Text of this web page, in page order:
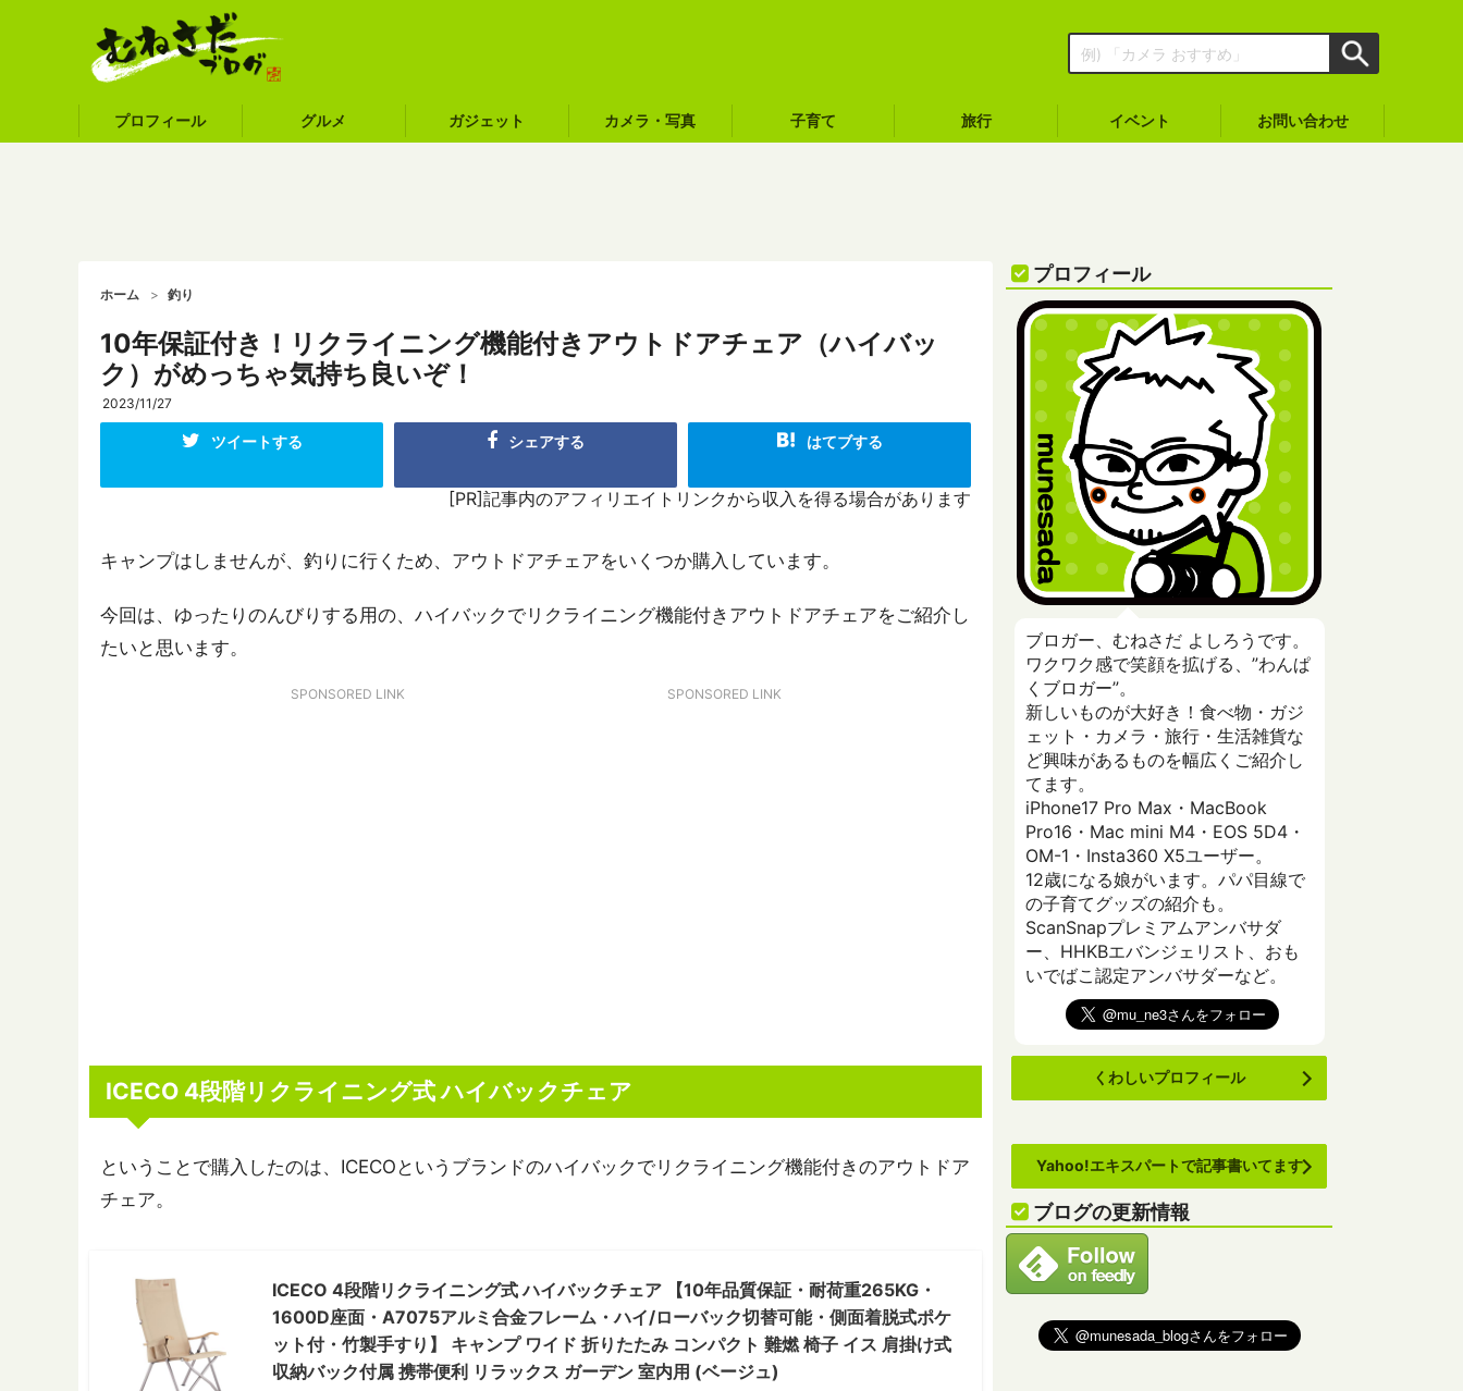
プロフィール グルメ ガジェット カメラ・写真 子育て 旅行 イベント お問い合わせ
ホーム 釣り
10年保証付き！リクライニング機能付きアウトドアチェア（ハイバッ
ク）がめっちゃ気持ち良いぞ！
2023/11/27
ツイートする シェアする はてブする
[PR]記事内のアフィリエイトリンクから収入を得る場合があります
キャンプはしませんが、釣りに行くため、アウトドアチェアをいくつか購入しています。
今回は、ゆったりのんびりする用の、ハイバックでリクライニング機能付きアウトドアチェアをご紹介し
たいと思います。
SPONSORED LINK SPONSORED LINK
ICECO 4段階リクライニング式 ハイバックチェア
ということで購入したのは、ICECOというブランドのハイバックでリクライニング機能付きのアウトドア
チェア。
ICECO 4段階リクライニング式 ハイバックチェア 【10年品質保証・耐荷重265KG・
1600D座面・A7075アルミ合金フレーム・ハイ/ローバック切替可能・側面着脱式ポケ
ット付・竹製手すり】 キャンプ ワイド 折りたたみ コンパクト 難燃 椅子 イス 肩掛け式
収納バック付属 携帯便利 リラックス ガーデン 室内用 (ベージュ)
プロフィール
ブロガー、むねさだ よしろうです。
ワクワク感で笑顔を拡げる、”わんぱ
くブロガー”。
新しいものが大好き！食べ物・ガジ
ェット・カメラ・旅行・生活雑貨な
ど興味があるものを幅広くご紹介し
てます。
iPhone17 Pro Max・MacBook
Pro16・Mac mini M4・EOS 5D4・
OM-1・Insta360 X5ユーザー。
12歳になる娘がいます。パパ目線で
の子育てグッズの紹介も。
ScanSnapプレミアムアンバサダ
ー、HHKBエバンジェリスト、おも
いでばこ認定アンバサダーなど。
くわしいプロフィール
Yahoo!エキスパートで記事書いてます
ブログの更新情報